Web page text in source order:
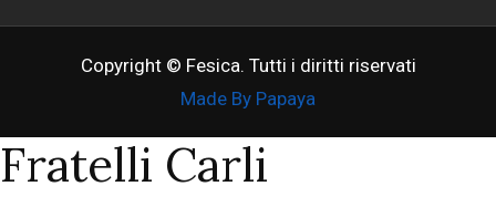
Copyright © Fesica. Tutti i diritti riservati
Made By Papaya
Fratelli Carli